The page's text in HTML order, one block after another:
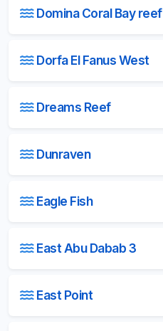
Domina Coral Bay reef
Dorfa El Fanus West
Dreams Reef
Dunraven
Eagle Fish
East Abu Dabab 3
East Point